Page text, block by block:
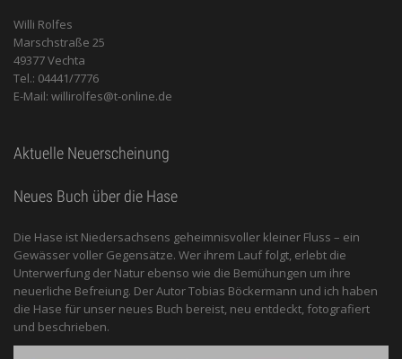
Willi Rolfes
Marschstraße 25
49377 Vechta
Tel.: 04441/7776
E-Mail: willirolfes@t-online.de
Aktuelle Neuerscheinung
Neues Buch über die Hase
Die Hase ist Niedersachsens geheimnisvoller kleiner Fluss – ein
Gewässer voller Gegensätze. Wer ihrem Lauf folgt, erlebt die
Unterwerfung der Natur ebenso wie die Bemühungen um ihre
neuerliche Befreiung. Der Autor Tobias Böckermann und ich haben
die Hase für unser neues Buch bereist, neu entdeckt, fotografiert
und beschrieben.